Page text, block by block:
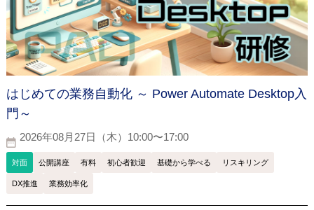
はじめての業務自動化 ～ Power Automate Desktop入
門～
2026年08月27日（木）10:00〜17:00
対面 公開講座 有料 初心者歓迎 基礎から学べる リスキリング
DX推進 業務効率化